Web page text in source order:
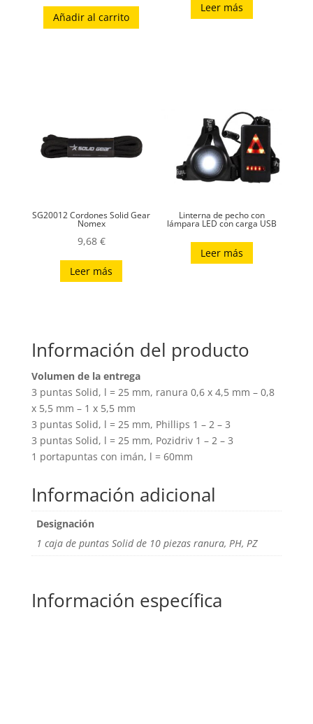
Añadir al carrito
Leer más
SG20012 Cordones Solid Gear
Nomex
9,68 €
Leer más
Linterna de pecho con
lámpara LED con carga USB
Leer más
Información del producto
Volumen de la entrega
3 puntas Solid, l = 25 mm, ranura 0,6 x 4,5 mm – 0,8
x 5,5 mm – 1 x 5,5 mm
3 puntas Solid, l = 25 mm, Phillips 1 – 2 – 3
3 puntas Solid, l = 25 mm, Pozidriv 1 – 2 – 3
1 portapuntas con imán, l = 60mm
Información adicional
Designación
1 caja de puntas Solid de 10 piezas ranura, PH, PZ
Información específica